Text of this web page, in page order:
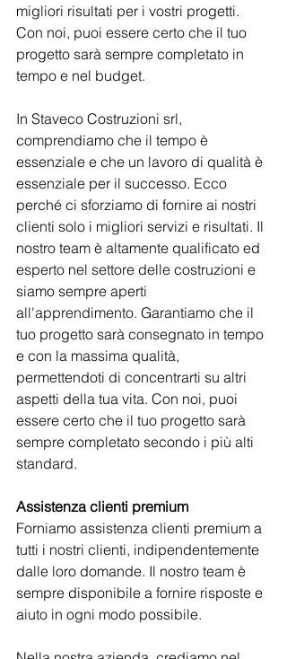
migliori risultati per i vostri progetti.
Con noi, puoi essere certo che il tuo
progetto sarà sempre completato in
tempo e nel budget.
In Staveco Costruzioni srl,
comprendiamo che il tempo è
essenziale e che un lavoro di qualità è
essenziale per il successo. Ecco
perché ci sforziamo di fornire ai nostri
clienti solo i migliori servizi e risultati. Il
nostro team è altamente qualificato ed
esperto nel settore delle costruzioni e
siamo sempre aperti
all'apprendimento. Garantiamo che il
tuo progetto sarà consegnato in tempo
e con la massima qualità,
permettendoti di concentrarti su altri
aspetti della tua vita. Con noi, puoi
essere certo che il tuo progetto sarà
sempre completato secondo i più alti
standard.
Assistenza clienti premium
Forniamo assistenza clienti premium a
tutti i nostri clienti, indipendentemente
dalle loro domande. Il nostro team è
sempre disponibile a fornire risposte e
aiuto in ogni modo possibile.